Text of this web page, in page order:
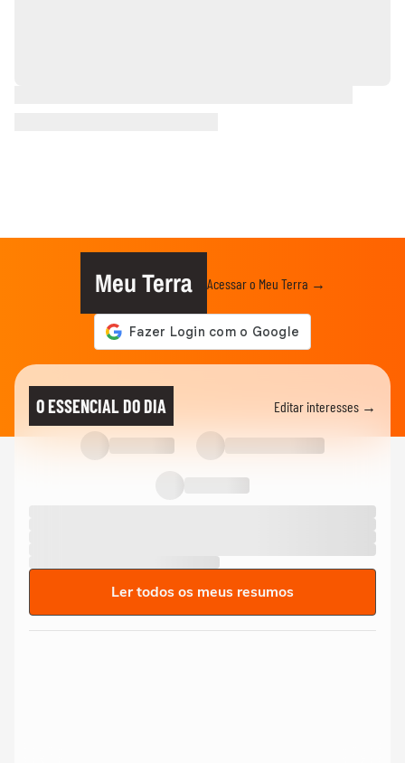
Meu Terra Acessar o Meu Terra →
O ESSENCIAL DO DIA Editar interesses →
Ler todos os meus resumos